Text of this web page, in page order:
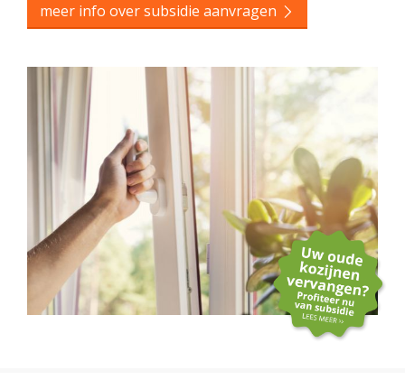
meer info over subsidie aanvragen